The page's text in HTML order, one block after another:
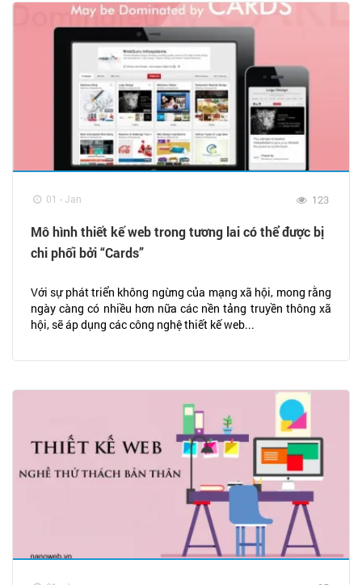
01 - Jan 123
Mô hình thiết kế web trong tương lai có thể được bị
chi phối bởi “Cards”
Với sự phát triển không ngừng của mạng xã hội, mong rằng
ngày càng có nhiều hơn nữa các nền tảng truyền thông xã
hội, sẽ áp dụng các công nghệ thiết kế web...